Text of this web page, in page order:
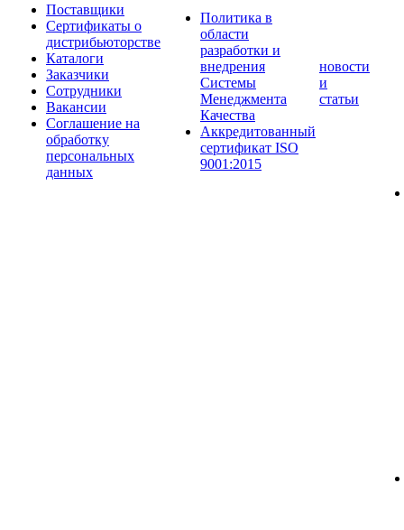
Поставщики
Сертификаты о
дистрибьюторстве
Каталоги
Заказчики
Сотрудники
Вакансии
Соглашение на
обработку
персональных
данных
Политика в
области
разработки и
внедрения
Системы
Менеджмента
Качества
Аккредитованный
сертификат ISO
9001:2015
новости
и
статьи